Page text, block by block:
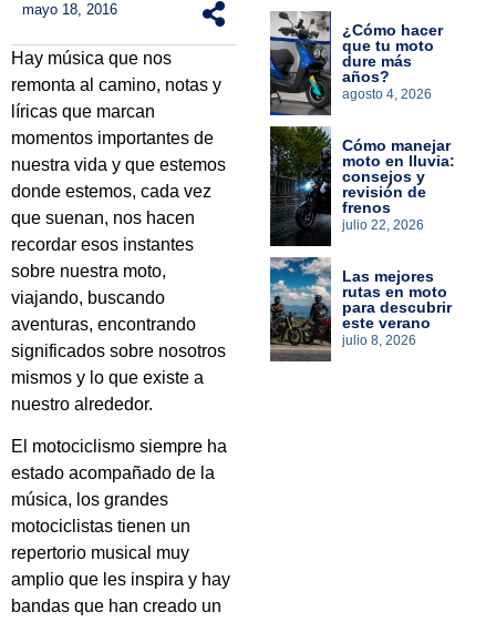
mayo 18, 2016
Hay música que nos
remonta al camino, notas y
líricas que marcan
momentos importantes de
nuestra vida y que estemos
donde estemos, cada vez
que suenan, nos hacen
recordar esos instantes
sobre nuestra moto,
viajando, buscando
aventuras, encontrando
significados sobre nosotros
mismos y lo que existe a
nuestro alrededor.
El motociclismo siempre ha
estado acompañado de la
música, los grandes
motociclistas tienen un
repertorio musical muy
amplio que les inspira y hay
bandas que han creado un
¿Cómo hacer
que tu moto
dure más
años?
agosto 4, 2026
Cómo manejar
moto en lluvia:
consejos y
revisión de
frenos
julio 22, 2026
Las mejores
rutas en moto
para descubrir
este verano
julio 8, 2026